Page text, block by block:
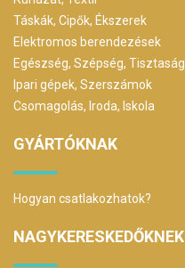
Táskák, Cipők, Ékszerek
Elektromos berendezések
Egészség, Szépség, Tisztaság
Ipari gépek, Szerszámok
Csomagolás, Iroda, Iskola
GYÁRTÓKNAK
Hogyan csatlakozhatok?
NAGYKERESKEDŐKNEK